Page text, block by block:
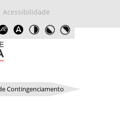
Acessibilidade
Contingenciamento